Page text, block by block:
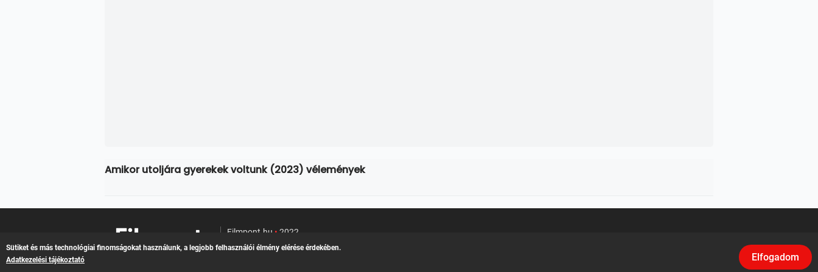
Amikor utoljára gyerekek voltunk (2023) vélemények
Filmpont.hu • 2022
Online filmek teljes adatlapja
Sütiket és más technológiai finomságokat használunk, a legjobb felhasználói élmény elérése érdekében.
Adatkezelési tájékoztató
Elfogadom